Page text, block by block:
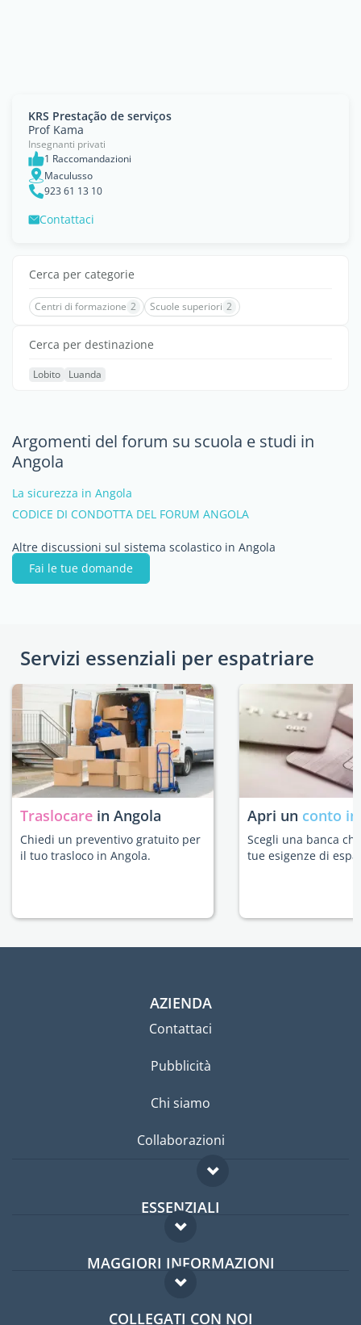
KRS Prestação de serviços
Prof Kama
Insegnanti privati
1 Raccomandazioni
Maculusso
923 61 13 10
Contattaci
Cerca per categorie
Centri di formazione 2 Scuole superiori 2
Cerca per destinazione
Lobito Luanda
Argomenti del forum su scuola e studi in
Angola
La sicurezza in Angola
CODICE DI CONDOTTA DEL FORUM ANGOLA
Altre discussioni sul sistema scolastico in Angola
Fai le tue domande
Servizi essenziali per espatriare
Traslocare in Angola
Chiedi un preventivo gratuito per
il tuo trasloco in Angola.
Apri un conto
Scegli una banca
tue esigenze di
AZIENDA
Contattaci
Pubblicità
Chi siamo
Collaborazioni
ESSENZIALI
Forum per expat
Guida per expat
MAGGIORI INFORMAZIONI
Domande frequenti
COLLEGATI CON NOI